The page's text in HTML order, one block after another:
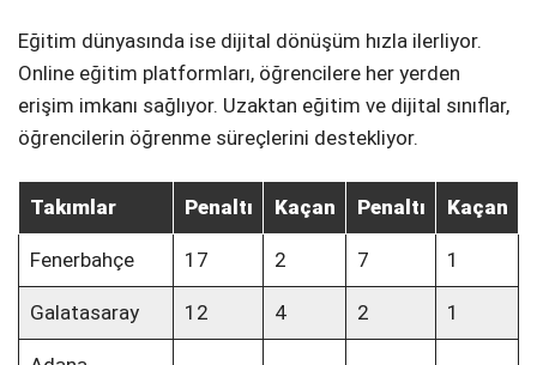
Eğitim dünyasında ise dijital dönüşüm hızla ilerliyor.
Online eğitim platformları, öğrencilere her yerden
erişim imkanı sağlıyor. Uzaktan eğitim ve dijital sınıflar,
öğrencilerin öğrenme süreçlerini destekliyor.
Takımlar Penaltı Kaçan Penaltı Kaçan
Fenerbahçe 17 2 7 1
Galatasaray 12 4 2 1